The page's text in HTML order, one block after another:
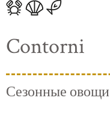
Contorni
Сезонные